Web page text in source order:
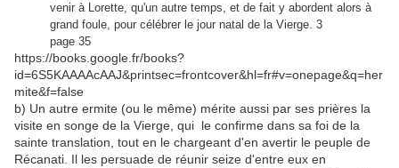
venir à Lorette, qu'un autre temps, et de fait y abordent alors à
grand foule, pour célébrer le jour natal de la Vierge. 3
page 35
https://books.google.fr/books?
id=6S5KAAAAcAAJ&printsec=frontcover&hl=fr#v=onepage&q=her
mite&f=false
b) Un autre ermite (ou le même) mérite aussi par ses prières la
visite en songe de la Vierge, qui le confirme dans sa foi de la
sainte translation, tout en le chargeant d'en avertir le peuple de
Récanati. Il les persuade de réunir seize d'entre eux en